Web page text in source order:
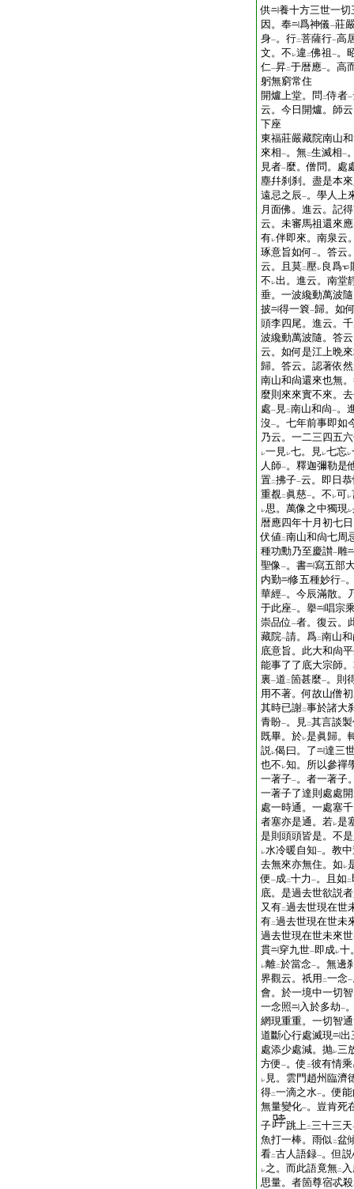
供
養十方三世一切
因。奉
爲神儀一莊
身一。行二菩薩行一高
文。不 レ違 二佛祖 一。
仁一昇二于暦應一。高
躬無窮常住
開爐上堂。問 二侍者一
云。今日開爐。師
下座
東福莊嚴藏院南山
來相一。無二生滅相一
見者一麼。僧問。處
塵幷刹刹。盡是本
遠忌之辰一。學人上
月面佛。進云。記
云。未審馬祖還來應
有レ伴即來。南泉云
琢意旨如何一。答云
云。且莫二壓レ 良爲
不 レ出。進云。南堂
垂。一波纔動萬波
披
得一簔一歸。如
頭李四尾。進云。
波纔動萬波隨。答
云。如何是江上晩
歸。答云。認著依
南山和尙還來也無
麼則來來實不來。
處一 見二南山和尙一。
沒 一。七年前事即如
乃云。一二三四五
レ一見レ七。見レ七忘レ
人師一。釋迦彌勒是
置二拂子一云。即日
重覩二 眞慈一。不 レ可レ
レ思。萬像之中獨現レ
暦應四年十月初七
伏値二南山和尙七周
種功勳乃至慶讃一雕
聖像一。書
寫五部
内勤
修五種妙行一
華經一。今辰滿散。
于此座一。擧
唱宗
崇品位 一者。復云。
藏院一請。爲二南山
底意旨。此大和尙
能事了了底大宗師
裏一道 二箇甚麼一。則
用不著。何故山僧
其時已謝二事於諸大
青盼一。見二其言談
既畢。於レ是眞歸。
説レ偈曰。了
達三
也不 レ知。所以參禪
一著子一。者一著子
一著子了達則處處
處一時通。一處塞
者塞亦是通。若レ是
是則頭頭皆是。不
レ水冷暖自知一。教
去無來亦無住。如 レ
便 一成二十力 一。且如 二
底。是過去世欲説
又有二過去世現在世
有二過去世現在世未
過去世現在世未來世
貫 穿九世一即成レ十
レ離二於當念一。無邊
界觀云。祇用 二一念一
會。於一境中一切
一念照
入於多劫一
網現重重。一切智
道斷心行處滅現
出
處添少處減。抛レ三
方便 一。使 二彼有情乘
レ 見。雲門趙州臨濟
得二一滴之水一。便
無量變化一。豈肯死
子
跳上二三十三天
魚打一棒。雨似 二盆
看二古人語録一。但
レ之。而此語竟無二
思量。者箇尊宿忒殺